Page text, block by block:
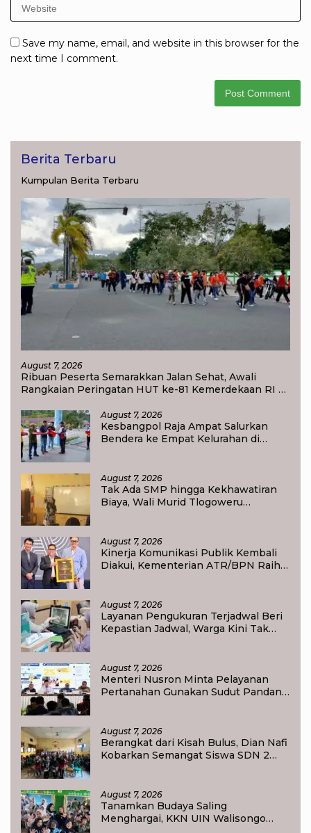
Save my name, email, and website in this browser for the
next time I comment.
Berita Terbaru
Kumpulan Berita Terbaru
August 7, 2026
Ribuan Peserta Semarakkan Jalan Sehat, Awali
Rangkaian Peringatan HUT ke-81 Kemerdekaan RI di
August 7, 2026
Kesbangpol Raja Ampat Salurkan
Bendera ke Empat Kelurahan di
August 7, 2026
Tak Ada SMP hingga Kekhawatiran
Biaya, Wali Murid Tlogoweru
August 7, 2026
Kinerja Komunikasi Publik Kembali
Diakui, Kementerian ATR/BPN Raih
August 7, 2026
Layanan Pengukuran Terjadwal Beri
Kepastian Jadwal, Warga Kini Tak
August 7, 2026
Menteri Nusron Minta Pelayanan
Pertanahan Gunakan Sudut Pandang
August 7, 2026
Berangkat dari Kisah Bulus, Dian Nafi
Kobarkan Semangat Siswa SDN 2
August 7, 2026
Tanamkan Budaya Saling
Menghargai, KKN UIN Walisongo